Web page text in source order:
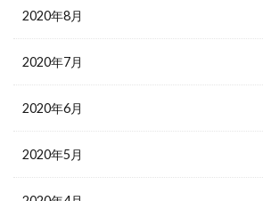
2020年8月
2020年7月
2020年6月
2020年5月